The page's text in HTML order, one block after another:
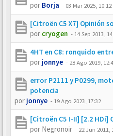
por Borja - 03 Mar 2025, 10:12
[Citroën C5 X7] Opinión
por cryogen - 14 Sep 2013,
4HT en C8: ronquido
por jonnye - 28 Ago 2019,
error P2111 y P0299,
potencia
por jonnye - 19 Ago 2023, 17:32
[Citroën C5 I-II] [2.2 HDi]
por Negronoir - 22 Jun 2011,